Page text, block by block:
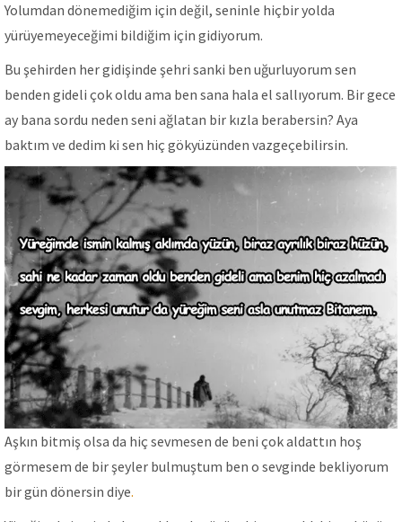
Yolumdan dönemediğim için değil, seninle hiçbir yolda
yürüyemeyeceğimi bildiğim için gidiyorum.
Bu şehirden her gidişinde şehri sanki ben uğurluyorum sen
benden gideli çok oldu ama ben sana hala el sallıyorum. Bir gece
ay bana sordu neden seni ağlatan bir kızla berabersin? Aya
baktım ve dedim ki sen hiç gökyüzünden vazgeçebilirsin.
Aşkın bitmiş olsa da hiç sevmesen de beni çok aldattın hoş
görmesem de bir şeyler bulmuştum ben o sevginde bekliyorum
bir gün dönersin diye.